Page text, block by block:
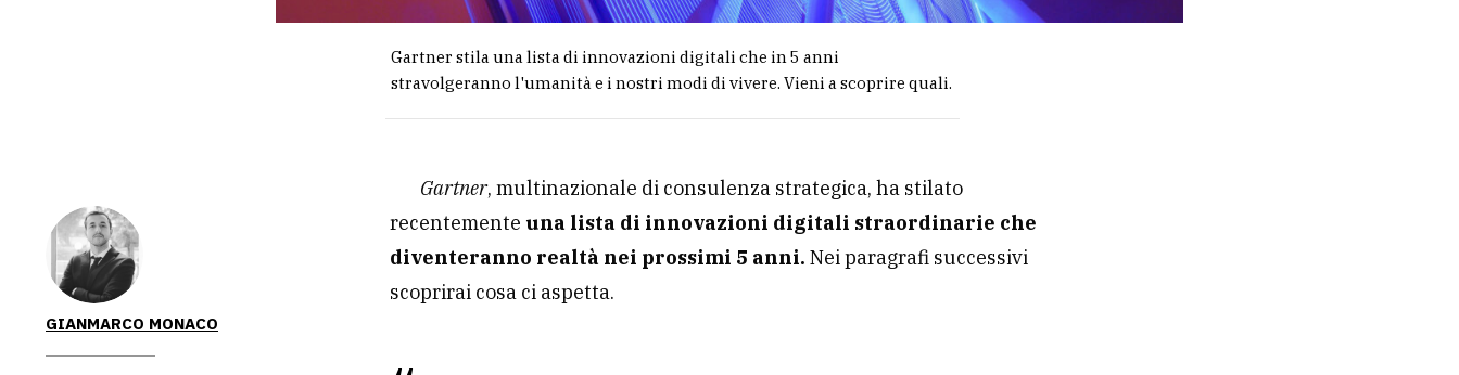
Gartner stila una lista di innovazioni digitali che in 5 anni
stravolgeranno l'umanità e i nostri modi di vivere. Vieni a scoprire quali.
GIANMARCO MONACO
Gartner, multinazionale di consulenza strategica, ha stilato
recentemente una lista di innovazioni digitali straordinarie che
diventeranno realtà nei prossimi 5 anni. Nei paragrafi successivi
scoprirai cosa ci aspetta.